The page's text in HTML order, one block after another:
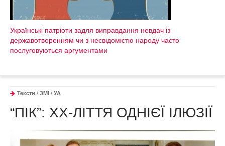
Українські патріоти задля виправдання невдач із
державотворенням чи з несвідомістю народу часто
послуговуються аргументами
Тексти / ЗМІ / УА
“ПІК”: ХХ-ЛІТТЯ ОДНІЄЇ ІЛЮЗІЇ